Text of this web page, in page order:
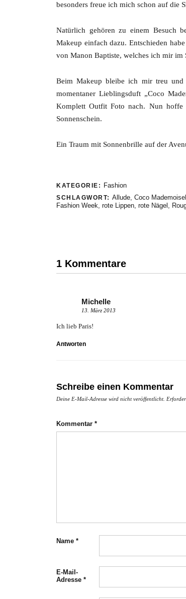
besonders freue ich mich schon auf die
Natürlich gehören zu einem Besuch
Makeup einfach dazu. Entschieden
von Manon Baptiste, welches ich mir im
Beim Makeup bleibe ich mir treu
momentaner Lieblingsduft „Coco
Komplett Outfit Foto nach. Nun hoffe
Sonnenschein.
Ein Traum mit Sonnenbrille auf der
KATEGORIE: Fashion
SCHLAGWORT: Allude, Coco
Fashion Week, rote Lippen, rote Nägel ,
1 Kommentare
Michelle
13. März 2013
Ich lieb Paris!
Antworten
Schreibe einen Kommentar
Deine E-Mail-Adresse wird nicht veröffentlicht.
Kommentar *
Name *
E-Mail-
Adresse *